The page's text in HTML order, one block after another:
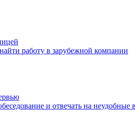
работу в зарубежной компании
и отвечать на неудобные